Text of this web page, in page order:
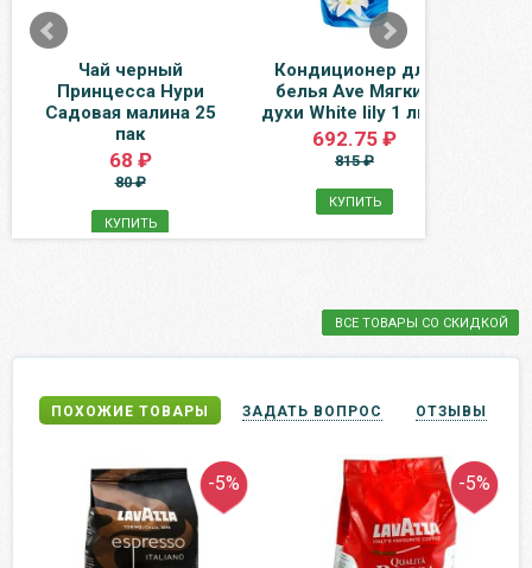
Чай черный
Принцесса Нури
Садовая малина 25
пак
68 ₽
80 ₽
КУПИТЬ
Кондиционер для
белья Ave Мягкие
духи White lily 1 литр
692.75 ₽
815 ₽
КУПИТЬ
ВСЕ ТОВАРЫ СО СКИДКОЙ
ПОХОЖИЕ ТОВАРЫ ЗАДАТЬ ВОПРОС ОТЗЫВЫ
-5% -5%